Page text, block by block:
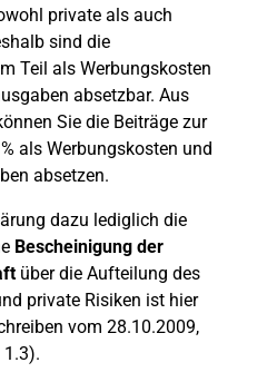
private als auch
sind die
Teil als Werbungskosten
absetzbar. Aus
Sie die Beiträge zur
als Werbungskosten und
absetzen.
dazu lediglich die
Bescheinigung der
über die Aufteilung des
private Risiken ist hier
vom 28.10.2009,
1.3).